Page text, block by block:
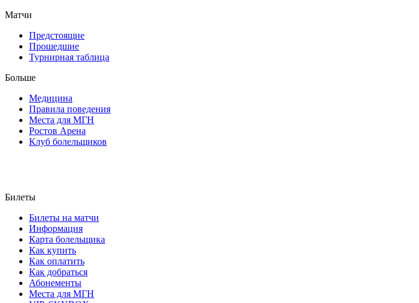
Матчи
Предстоящие
Прошедшие
Турнирная таблица
Больше
Медицина
Правила поведения
Места для МГН
Ростов Арена
Клуб болельщиков
Билеты
Билеты на матчи
Информация
Карта болельщика
Как купить
Как оплатить
Как добраться
Абонементы
Места для МГН